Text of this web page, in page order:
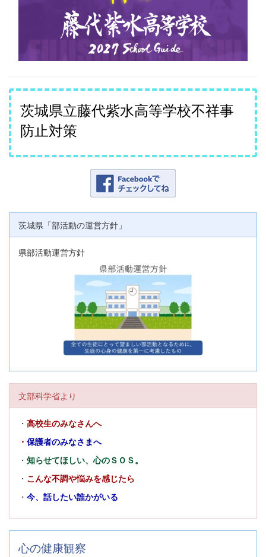
茨城県立藤代紫水高等学校不祥事
防止対策
茨城県「部活動の運営方針」
県部活動運営方針
文部科学省より
・ 高校生のみなさんへ
・ 保護者のみなさまへ
・ 知らせてほしい、心のＳＯＳ。
・ こんな不調や悩みを感じたら
・ 今、話したい誰かがいる
心の健康観察